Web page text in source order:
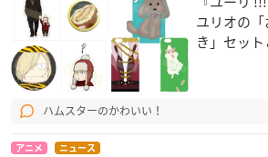
ユリオの
き」セット
ハムスターのかわいい！
アニメ ニュース